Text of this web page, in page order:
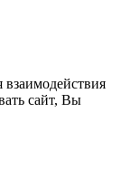
сайт, Вы